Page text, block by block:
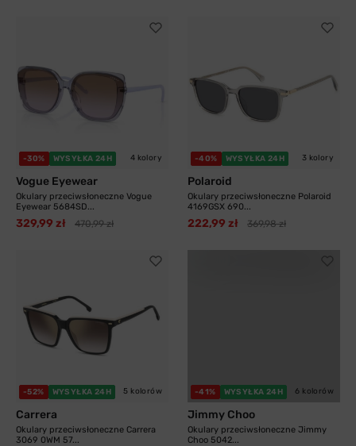
-30% WYSYŁKA 24H 4 kolory
Vogue Eyewear
Okulary przeciwsłoneczne Vogue
Eyewear 5684SD...
329,99 zł 470,99 zł
-40% WYSYŁKA 24H 3 kolory
Polaroid
Okulary przeciwsłoneczne Polaroid
4169GSX 690...
222,99 zł 369,98 zł
-52% WYSYŁKA 24H 5 kolorów
Carrera
Okulary przeciwsłoneczne Carrera
3069 0WM 57...
-41% WYSYŁKA 24H 6 kolorów
Jimmy Choo
Okulary przeciwsłoneczne Jimmy
Choo 5042...